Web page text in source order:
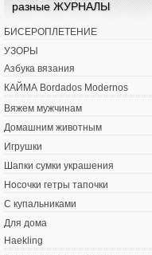
разные ЖУРНАЛЫ
БИСЕРОПЛЕТЕНИЕ
УЗОРЫ
Азбука вязания
КАЙМА Bordados Modernos
Вяжем мужчинам
Домашним животным
Игрушки
Шапки сумки украшения
Носочки гетры тапочки
С купальниками
Для дома
Haekling